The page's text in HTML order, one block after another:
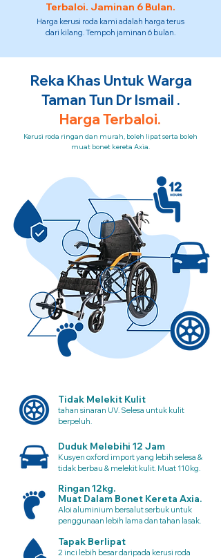
Terbaloi. Jaminan 6 Bulan.
Harga kerusi roda kami adalah harga terus
dari kilang. Tempoh jaminan 6 bulan.
Reka Khas Untuk Warga
Taman Tun Dr Ismail .
Harga Terbaloi.
Kerusi roda ringan dan murah, boleh lipat serta boleh
muat bonet kereta Axia.
Tidak Melekit Kulit
tahan sinaran UV. Selesa untuk kulit
berpeluh.
Duduk Melebihi 12 Jam
Kusyen oxford import yang lebih selesa &
tidak berbau & melekit kulit. Muat 110kg.
Ringan 12kg.
Muat Dalam Bonet Kereta Axia.
Aloi aluminium bersalut serbuk untuk
penggunaan lebih lama dan tahan lasak.
Tapak Berlipat
2 inci lebih besar daripada kerusi roda